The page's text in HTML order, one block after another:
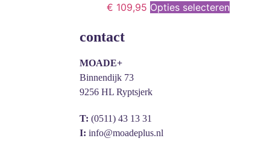
€ 109,95 Opties selecteren
contact
MOADE+
Binnendijk 73
9256 HL Ryptsjerk
T: (0511) 43 13 31
I: info@moadeplus.nl